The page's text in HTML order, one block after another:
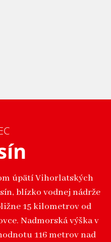
úpätí Vihorlatských
blízko vodnej nádrže
15 kilometrov od
Nadmorská výška v
116 metrov nad